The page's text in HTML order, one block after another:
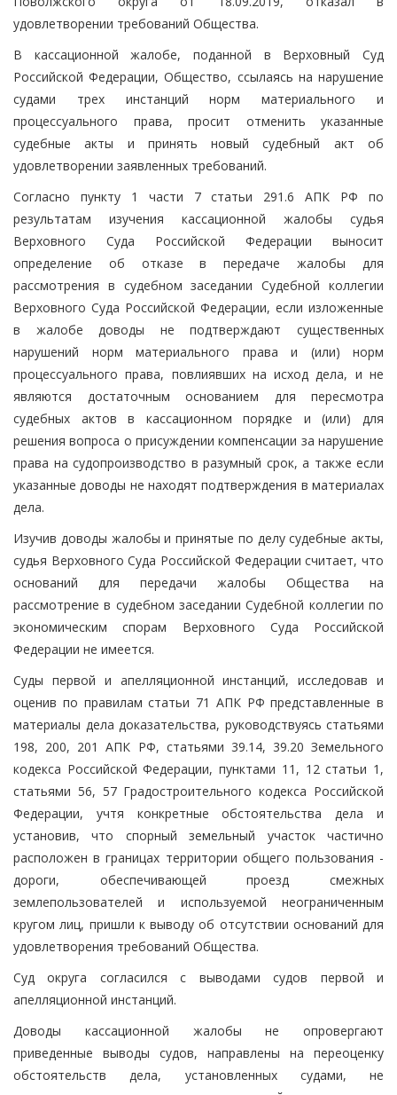
удовлетворении требований Общества.
В кассационной жалобе, поданной в Верховный Суд
Российской Федерации, Общество, ссылаясь на нарушение
судами трех инстанций норм материального и
процессуального права, просит отменить указанные
судебные акты и принять новый судебный акт об
удовлетворении заявленных требований.
Согласно пункту 1 части 7 статьи 291.6 АПК РФ по
результатам изучения кассационной жалобы судья
Верховного Суда Российской Федерации выносит
определение об отказе в передаче жалобы для
рассмотрения в судебном заседании Судебной коллегии
Верховного Суда Российской Федерации, если изложенные
в жалобе доводы не подтверждают существенных
нарушений норм материального права и (или) норм
процессуального права, повлиявших на исход дела, и не
являются достаточным основанием для пересмотра
судебных актов в кассационном порядке и (или) для
решения вопроса о присуждении компенсации за нарушение
права на судопроизводство в разумный срок, а также если
указанные доводы не находят подтверждения в материалах
дела.
Изучив доводы жалобы и принятые по делу судебные акты,
судья Верховного Суда Российской Федерации считает, что
оснований для передачи жалобы Общества на
рассмотрение в судебном заседании Судебной коллегии по
экономическим спорам Верховного Суда Российской
Федерации не имеется.
Суды первой и апелляционной инстанций, исследовав и
оценив по правилам статьи 71 АПК РФ представленные в
материалы дела доказательства, руководствуясь статьями
198, 200, 201 АПК РФ, статьями 39.14, 39.20 Земельного
кодекса Российской Федерации, пунктами 11, 12 статьи 1,
статьями 56, 57 Градостроительного кодекса Российской
Федерации, учтя конкретные обстоятельства дела и
установив, что спорный земельный участок частично
расположен в границах территории общего пользования -
дороги, обеспечивающей проезд смежных
землепользователей и используемой неограниченным
кругом лиц, пришли к выводу об отсутствии оснований для
удовлетворения требований Общества.
Суд округа согласился с выводами судов первой и
апелляционной инстанций.
Доводы кассационной жалобы не опровергают
приведенные выводы судов, направлены на переоценку
обстоятельств дела, установленных судами, не